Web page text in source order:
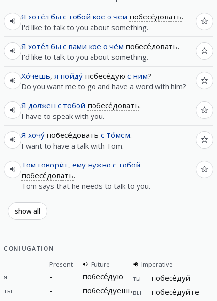
Я хоте́л бы с тобой кое о чём побесе́довать.
I'd like to talk to you about something.
Я хоте́л бы с вами кое о чём побесе́довать.
I'd like to talk to you about something.
Хо́чешь, я пойду́ побесе́дую с ним?
Do you want me to go and have a word with him?
Я должен с тобой побесе́довать.
I have to speak with you.
Я хочу́ побесе́довать с То́мом.
I want to have a talk with Tom.
Том говори́т, ему нужно с тобой
побесе́довать.
Tom says that he needs to talk to you.
show all
CONJUGATION
Present
Future
я
- побесе́дую
ты - побесе́дуешь
Imperative
ты
побесе́дуй
вы побесе́дуйте